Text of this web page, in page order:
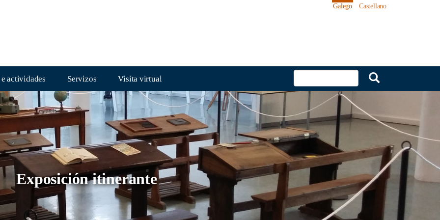
Galego Castellano
actividades Servizos Visita virtual
Exposición itinerante